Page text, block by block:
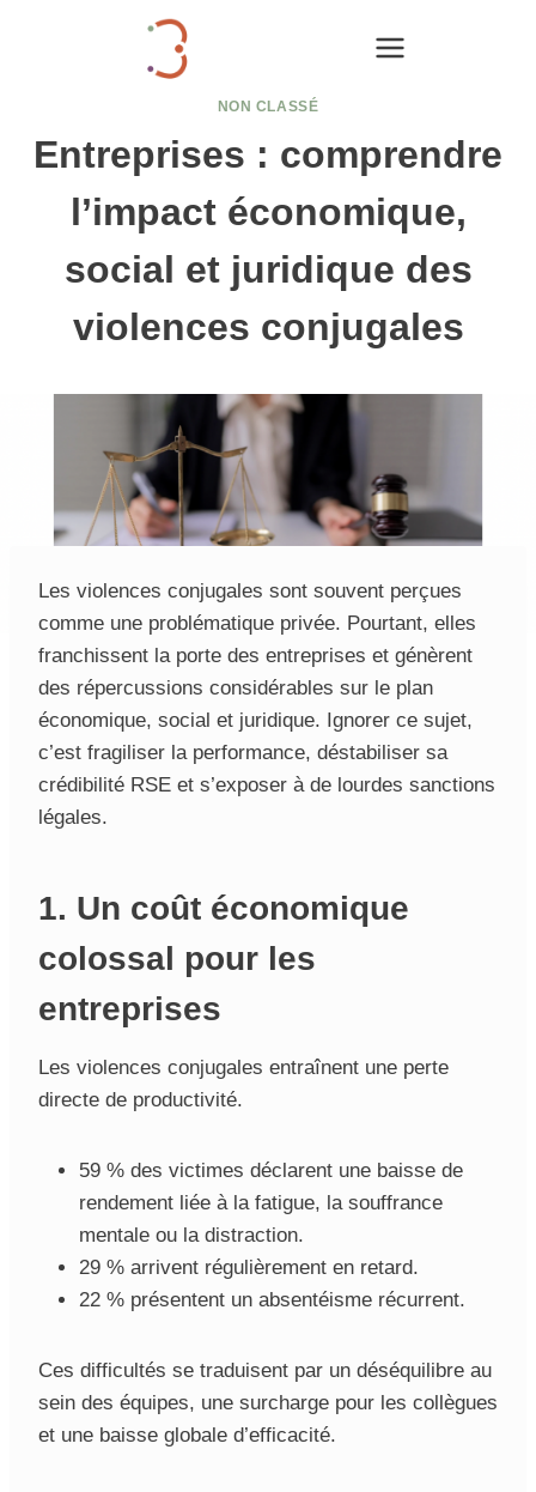
NON CLASSÉ
Entreprises : comprendre
l’impact économique,
social et juridique des
violences conjugales
Les violences conjugales sont souvent perçues
comme une problématique privée. Pourtant, elles
franchissent la porte des entreprises et génèrent
des répercussions considérables sur le plan
économique, social et juridique. Ignorer ce sujet,
c’est fragiliser la performance, déstabiliser sa
crédibilité RSE et s’exposer à de lourdes sanctions
légales.
1. Un coût économique
colossal pour les
entreprises
Les violences conjugales entraînent une perte
directe de productivité.
59 % des victimes déclarent une baisse de
rendement liée à la fatigue, la souffrance
mentale ou la distraction.
29 % arrivent régulièrement en retard.
22 % présentent un absentéisme récurrent.
Ces difficultés se traduisent par un déséquilibre au
sein des équipes, une surcharge pour les collègues
et une baisse globale d’efficacité.